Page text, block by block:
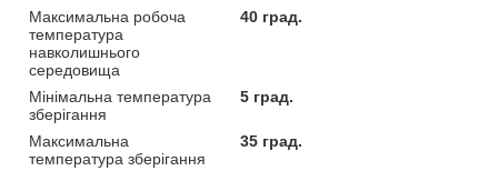
Максимальна робоча
температура
навколишнього
середовища
40 град.
Мінімальна температура
зберігання
5 град.
Максимальна
температура зберігання
35 град.